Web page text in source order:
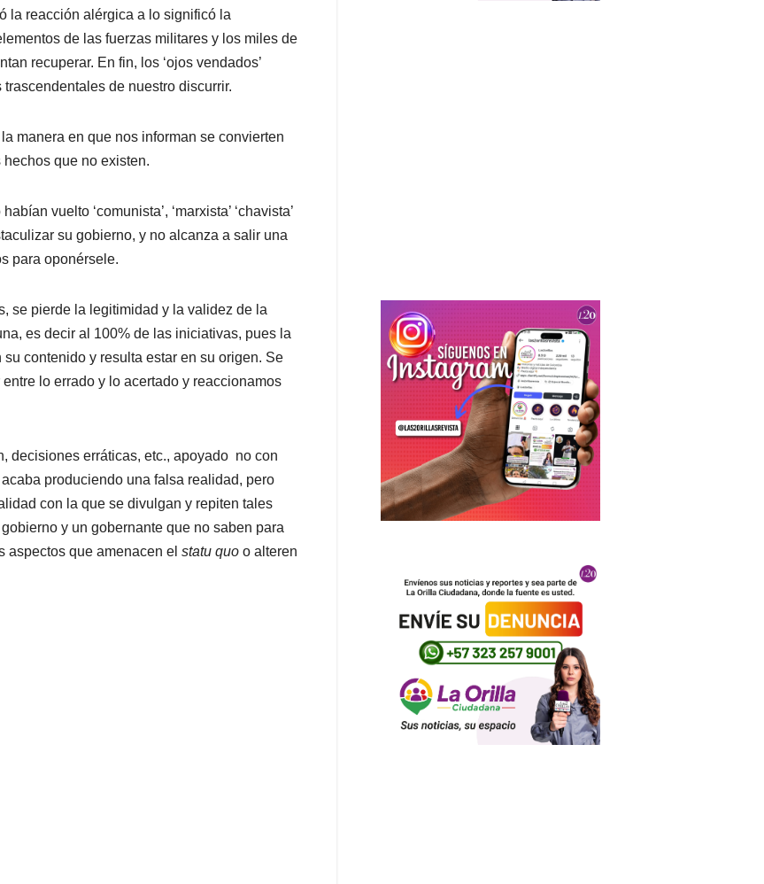
la reacción alérgica a lo significó la
de las fuerzas militares y los miles de
recuperar. En fin, los ‘ojos vendados’
de nuestro discurrir.
manera en que nos informan se convierten
que no existen.
vuelto ‘comunista’, ‘marxista’ ‘chavista’
su gobierno, y no alcanza a salir una
para oponérsele.
se pierde la legitimidad y la validez de la
es decir al 100% de las iniciativas, pues la
contenido y resulta estar en su origen. Se
lo errado y lo acertado y reaccionamos
decisiones erráticas, etc., apoyado no con
produciendo una falsa realidad, pero
con la que se divulgan y repiten tales
y un gobernante que no saben para
aspectos que amenacen el statu quo o alteren